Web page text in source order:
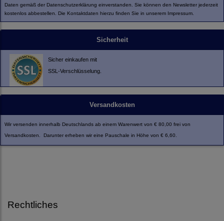
Daten gemäß der Datenschutzerklärung einverstanden. Sie können den Newsletter jederzeit
kostenlos abbestellen. Die Kontaktdaten hierzu finden Sie in unserem Impressum.
Sicherheit
Sicher einkaufen mit
SSL-Verschlüsselung.
Versandkosten
Wir versenden innerhalb Deutschlands ab einem Warenwert von € 80,00 frei von
Versandkosten. Darunter erheben wir eine Pauschale in Höhe von € 6,60.
Rechtliches